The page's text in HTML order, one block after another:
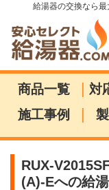
給湯器の交換なら
商品一覧 | 対
施工事例
|
RUX-
(A)-Eへの給